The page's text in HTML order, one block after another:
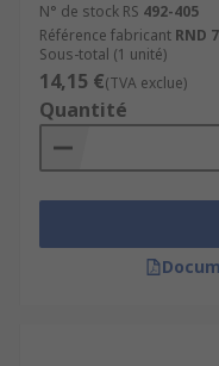
N° de stock RS 492-405
Référence fabricant RND
Sous-total (1 unité)
14,15 €(TVA exclue)
Quantité